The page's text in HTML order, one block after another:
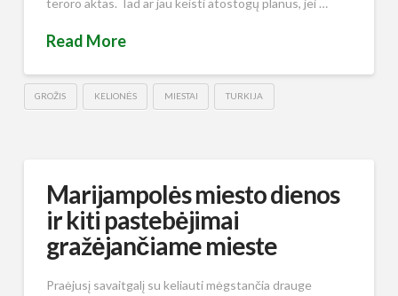
teroro aktas. Tad ar jau keisti atostogų planus, jei …
Read More
GROŽIS KELIONĖS MIESTAI TURKIJA
Marijampolės miesto dienos
ir kiti pastebėjimai
gražėjančiame mieste
Praėjusį savaitgalį su keliauti mėgstančia drauge